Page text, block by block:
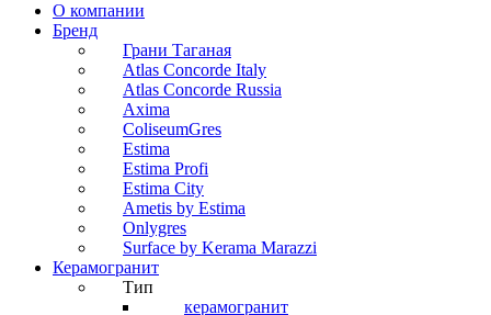
О компании
Бренд
Грани Таганая
Atlas Concorde Italy
Atlas Concorde Russia
Axima
ColiseumGres
Estima
Estima Profi
Estima City
Ametis by Estima
Onlygres
Surface by Kerama Marazzi
Керамогранит
Тип
керамогранит